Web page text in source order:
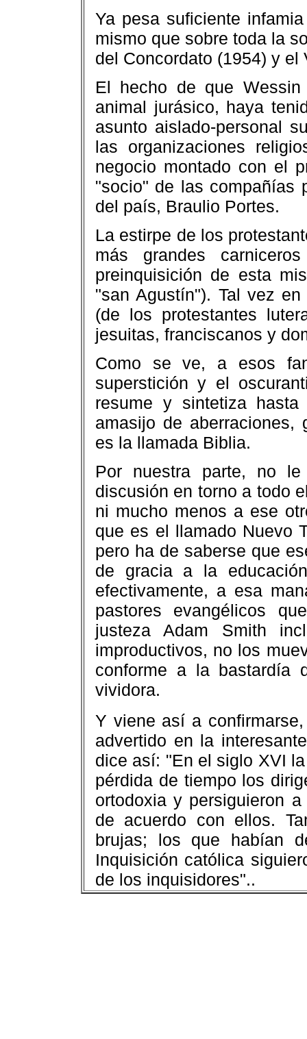
Ya pesa suficiente
mismo que sobre toda la
del Concordato (1954) y
El hecho de que
animal jurásico, haya
asunto aislado-personal
las organizaciones
negocio montado con el
"socio" de las compañías
del país, Braulio Portes.
La estirpe de los
más grandes
preinquisición de esta
"san Agustín"). Tal vez
(de los protestantes
jesuitas, franciscanos y
Como se ve, a esos
superstición y el
resume y sintetiza
amasijo de aberraciones,
es la llamada Biblia.
Por nuestra parte, no
discusión en torno a todo
ni mucho menos a ese
que es el llamado Nuevo
pero ha de saberse que
de gracia a la
efectivamente, a esa
pastores evangélicos
justeza Adam Smith
improductivos, no los
conforme a la bastardía
vividora.
Y viene así a
advertido en la
dice así: "En el siglo XVI
pérdida de tiempo los
ortodoxia y persiguieron
de acuerdo con ellos.
brujas; los que habían
Inquisición católica
de los inquisidores"..